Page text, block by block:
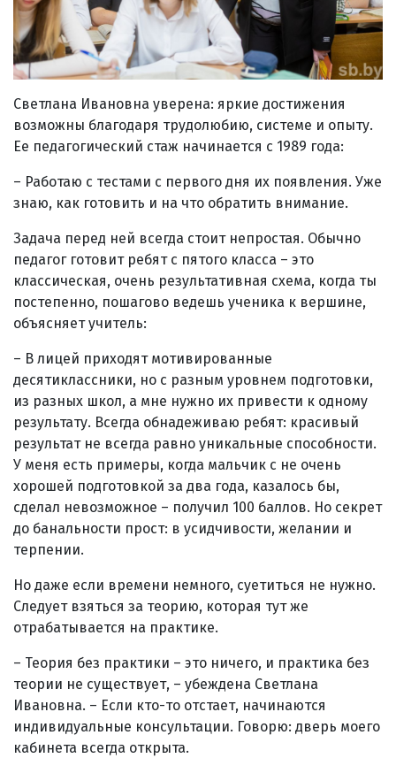
Светлана Ивановна уверена: яркие достижения
возможны благодаря трудолюбию, системе и опыту.
Ее педагогический стаж начинается с 1989 года:
– Работаю с тестами с первого дня их появления. Уже
знаю, как готовить и на что обратить внимание.
Задача перед ней всегда стоит непростая. Обычно
педагог готовит ребят с пятого класса – это
классическая, очень результативная схема, когда ты
постепенно, пошагово ведешь ученика к вершине,
объясняет учитель:
– В лицей приходят мотивированные
десятиклассники, но с разным уровнем подготовки,
из разных школ, а мне нужно их привести к одному
результату. Всегда обнадеживаю ребят: красивый
результат не всегда равно уникальные способности.
У меня есть примеры, когда мальчик с не очень
хорошей подготовкой за два года, казалось бы,
сделал невозможное – получил 100 баллов. Но секрет
до банальности прост: в усидчивости, желании и
терпении.
Но даже если времени немного, суетиться не нужно.
Следует взяться за теорию, которая тут же
отрабатывается на практике.
– Теория без практики – это ничего, и практика без
теории не существует, – убеждена Светлана
Ивановна. – Если кто-то отстает, начинаются
индивидуальные консультации. Говорю: дверь моего
кабинета всегда открыта.